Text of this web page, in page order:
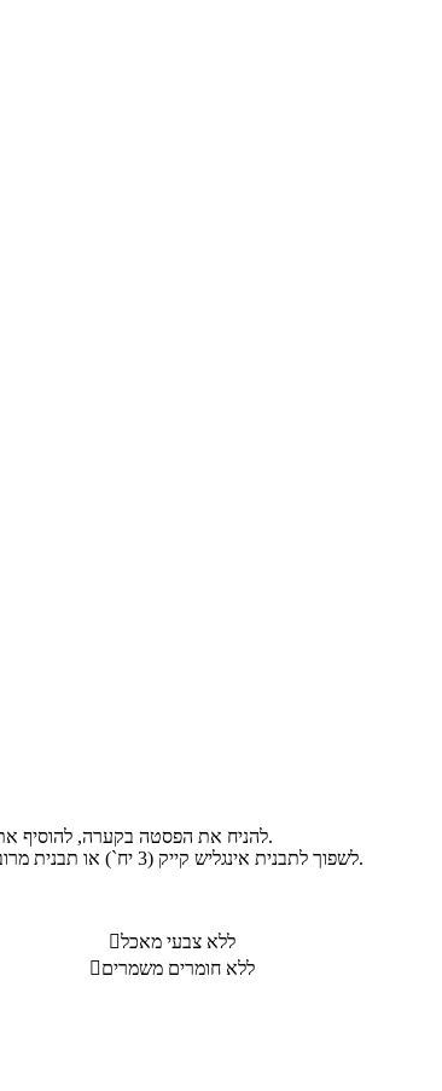
להניח את הפסטה בקערה, להוסיף את הבצלים המטוגנים (כולל השמן שנותר במחבת), הביצים, המלח והפלפל ולערבב.
לשפוך לתבנית אינגליש קייק (3 יח`) או תבנית מרובעת ולהכניס לתנור לחום של 180 מעלות ולאפות עד להזהבה בערך 20-30 דקות.
ללא צבעי מאכל
ללא חומרים משמרים